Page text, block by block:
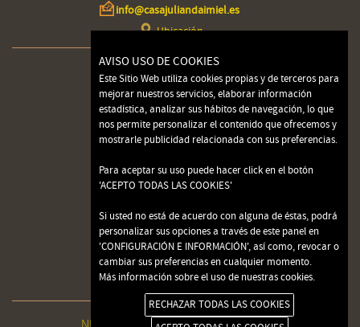
info@casajuliandaimiel.es
Ubicación
INICIO
INSTALACIONES
PLATOS
MENÚS
CONTACTO
RESERVA ONLINE
BODEGA
AVISO USO DE COOKIES
Este Sitio Web utiliza cookies propias y de terceros para
mejorar nuestros servicios, elaborar información
estadística, analizar sus hábitos de navegación, lo que
nos permite personalizar el contenido que ofrecemos y
mostrarle publicidad relacionada con sus preferencias.
Para aceptar su uso puede hacer click en el botón
'ACEPTO TODAS LAS COOKIES'
Si usted no está de acuerdo con alguna de éstas, podrá
personalizar sus opciones a través de este panel en
'CONFIGURACIÓN E INFORMACIÓN', así como, revocar o
cambiar sus preferencias en cualquier momento.
Más información sobre el uso de nuestras cookies.
RECHAZAR TODAS LAS COOKIES